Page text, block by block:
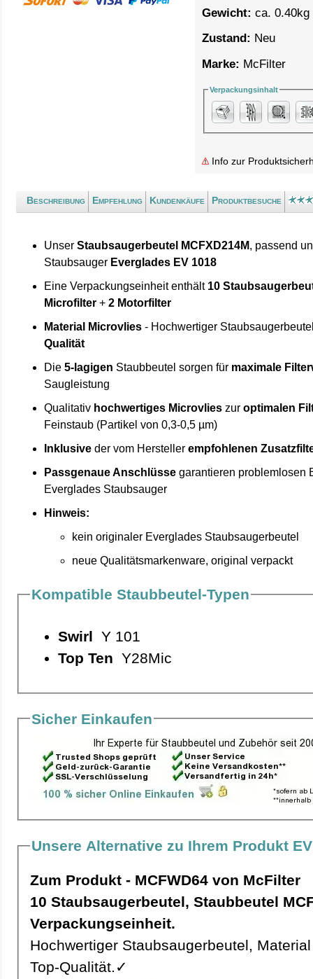
Gewicht: ca. 0.40kg
Zustand: Neu
Marke: McFilter
Verpackungsinhalt
Info zur
Beschreibung Empfehlung Kundenkäufe Produktbesuche
UnserStaubsaugerbeutel MCFXD214M, passend
Staubsauger Everglades EV 1018
Eine Verpackungseinheit enthält 10
Microfilter +2 Motorfilter
Material Microvlies - Hochwertiger
Qualität
Die5-lagigen Staubbeutel sorgen für maximale
Saugleistung
Qualitativ hochwertiges Microvlies zuroptimalen
Feinstaub (Partikel von 0,3-0,5 µm)
Inklusive der vom Herstellerempfohlenen
Passgenaue Anschlüsse garantieren problemlosen
Everglades Staubsauger
Hinweis:
kein originaler Everglades Staubsaugerbeutel
neue Qualitätsmarkenware, original verpackt
Kompatible Staubbeutel-Typen
Swirl Y 101
Top Ten Y28Mic
Sicher Einkaufen
Unsere Alternative zu Ihrem Produkt
Zum Produkt - MCFWD64 von McFilter
10 Staubsaugerbeutel, Staubbeutel MCFWD64 pro
Verpackungseinheit.
Hochwertiger Staubsaugerbeutel,
Top-Qualität.✓